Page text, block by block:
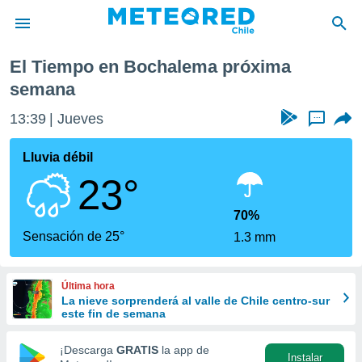
de
para
la
calidad.
a este
las
forma
digital
El Tiempo en Bochalema próxima
semana
13:39 Jueves ...
Lluvia débil
23°
Sensación de 25°
70%
1.3 mm
Última hora
La nieve sorprenderá al valle de Chile centro-sur
este fin de semana
¡Descarga GRATIS la app de
Instalar